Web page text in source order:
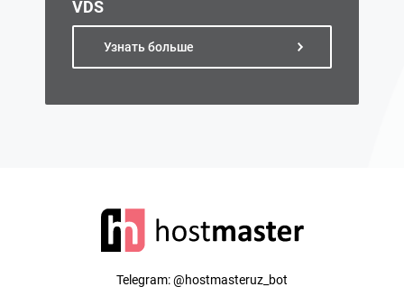
VDS
Узнать больше
Telegram:@hostmasteruz_bot